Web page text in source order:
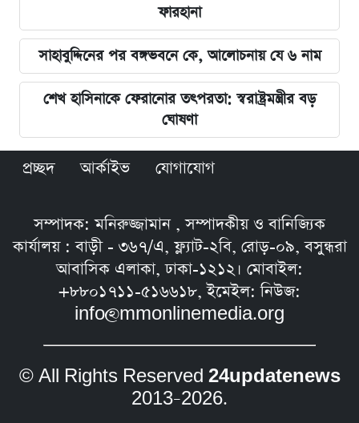
ফারহানা
সাহাবুদ্দিনের পর বঙ্গভবনে কে, আলোচনায় যে ৬ নাম
শেখ হাসিনাকে ফেরানোর তৎপরতা: স্বরাষ্ট্রমন্ত্রীর বড়
ঘোষণা
প্রচ্ছদ আর্কাইভ যোগাযোগ
সম্পাদক: মনিরুজ্জামান , সম্পাদকীয় ও বানিজ্যিক
কার্যালয় : বাড়ী - ৩৬৭/এ, ফ্ল্যাট-২বি, রোড়-০৯, বসুন্ধরা
আবাসিক এলাকা, ঢাকা-১২১২। মোবাইল:
+৮৮০১৭১১-৫১৬৬১৮, ইমেইল: নিউজ:
info@mmonlinemedia.org
© All Rights Reserved 24updatenews
2013–2026.